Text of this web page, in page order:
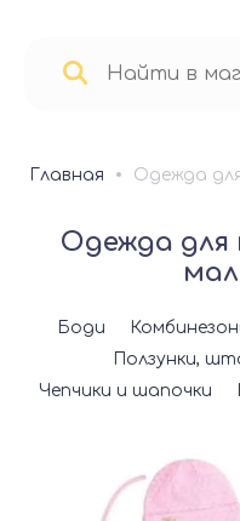
Главная Одежда
Одежда
Боди
Ползунки,
Чепчики и шапочки